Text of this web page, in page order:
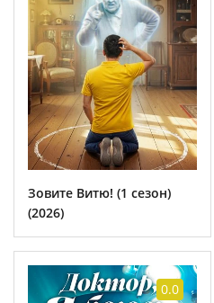
Зовите Витю! (1 сезон)
(2026)
0.0